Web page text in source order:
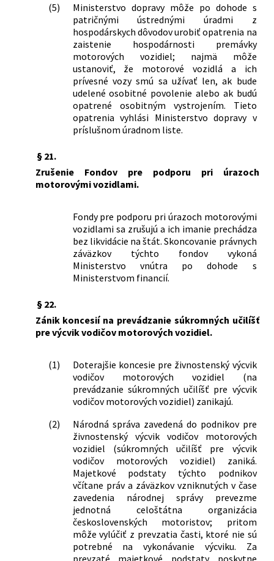
(5)
Ministerstvo dopravy môže po dohode s
patričnými ústrednými úradmi z
hospodárskych dôvodov urobiť opatrenia na
zaistenie hospodárnosti premávky
motorových vozidiel; najmä môže
ustanoviť, že motorové vozidlá a ich
prívesné vozy smú sa užívať len, ak bude
udelené osobitné povolenie alebo ak budú
opatrené osobitným vystrojením. Tieto
opatrenia vyhlási Ministerstvo dopravy v
príslušnom úradnom liste.
§ 21.
Zrušenie Fondov pre podporu pri úrazoch
motorovými vozidlami.
Fondy pre podporu pri úrazoch motorovými
vozidlami sa zrušujú a ich imanie prechádza
bez likvidácie na štát. Skoncovanie právnych
záväzkov týchto fondov vykoná
Ministerstvo vnútra po dohode s
Ministerstvom financií.
§ 22.
Zánik koncesií na prevádzanie súkromných učilíšť
pre výcvik vodičov motorových vozidiel.
(1)
Doterajšie koncesie pre živnostenský výcvik
vodičov motorových vozidiel (na
prevádzanie súkromných učilíšť pre výcvik
vodičov motorových vozidiel) zanikajú.
(2)
Národná správa zavedená do podnikov pre
živnostenský výcvik vodičov motorových
vozidiel (súkromných učilíšť pre výcvik
vodičov motorových vozidiel) zaniká.
Majetkové podstaty týchto podnikov
včítane práv a záväzkov vzniknutých v čase
zavedenia národnej správy prevezme
jednotná celoštátna organizácia
československých motoristov; pritom
môže vylúčiť z prevzatia časti, ktoré nie sú
potrebné na vykonávanie výcviku. Za
prevzaté majetkové podstaty poskytne